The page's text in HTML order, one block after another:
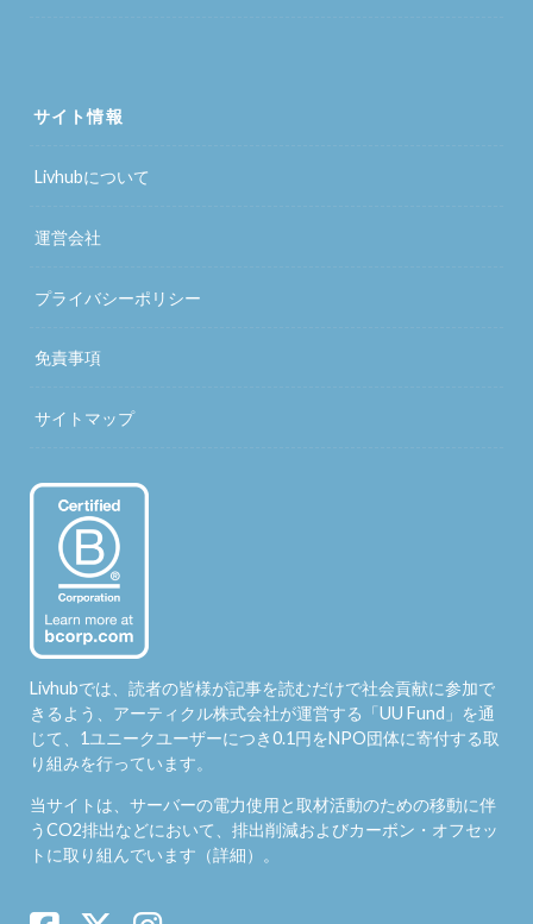
サイト情報
Livhubについて
運営会社
プライバシーポリシー
免責事項
サイトマップ
Livhubでは、読者の皆様が記事を読むだけで社会貢献に参加で
きるよう、アーティクル株式会社が運営する「UU Fund 」を通
じて、1ユニークユーザーにつき0.1円をNPO団体に寄付する取
り組みを行っています。
当サイトは、サーバーの電力使用と取材活動のための移動に伴
うCO2排出などにおいて、排出削減およびカーボン・オフセッ
トに取り組んでいます（詳細）。